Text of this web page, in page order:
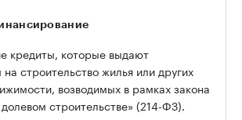
кредиты, которые выдают
строительство жилья или других
возводимых в рамках закона
строительстве» (214-ФЗ).